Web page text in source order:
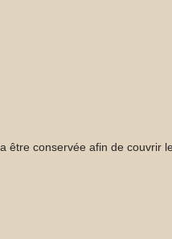
conservée afin de couvrir